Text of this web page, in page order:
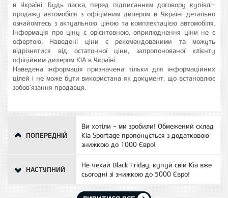
в Україні. Будь ласка, перед підписанням договору купівлі-
продажу автомобіля з офіційним дилером в Україні детально
ознайомтесь з актуальною ціною та комплектацією автомобіля.
Інформація про ціну є орієнтовною, оприлюднення ціни не є
офертою. Наведені ціни є рекомендованими та можуть
відрізнятися від остаточної ціни, запропонованої клієнту
офіційним дилером КІА в Україні.
Наведена інформація призначена тільки для інформаційних
цілей і не може бути використана як документ, що встановлює
зобов'язання продавця.
ПОПЕРЕДНІЙ
Ви хотіли - ми зробили! Обмежений склад
Kia Sportage пропонується з додатковою
знижкою до 1000 Євро!
НАСТУПНИЙ
Не чекай Black Friday, купуй свій Кіа вже
сьогодні зі знижкою до 5000 Євро!